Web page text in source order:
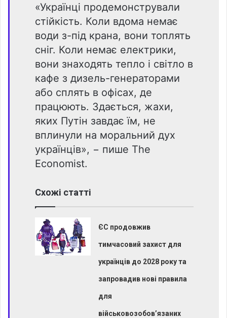
«Українці продемонстрували
стійкість. Коли вдома немає
води з-під крана, вони топлять
сніг. Коли немає електрики,
вони знаходять тепло і світло в
кафе з дизель-генераторами
або сплять в офісах, де
працюють. Здається, жахи,
яких Путін завдає їм, не
вплинули на моральний дух
українців», − пише The
Economist.
Схожі статті
ЄС продовжив
тимчасовий захист для
українців до 2028 року та
запровадив нові правила
для
військовозобов’язаних